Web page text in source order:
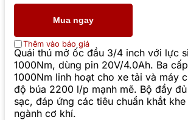
Mua ngay
Thêm vào báo giá
Quái thú mở ốc đầu 3/4 inch với lực
1000Nm, dùng pin 20V/4.0Ah. Ba
1000Nm linh hoạt cho xe tải và máy
độ búa 2200 l/p mạnh mẽ. Bộ đầy
sạc, đáp ứng các tiêu chuẩn khắt
ngành cơ khí.